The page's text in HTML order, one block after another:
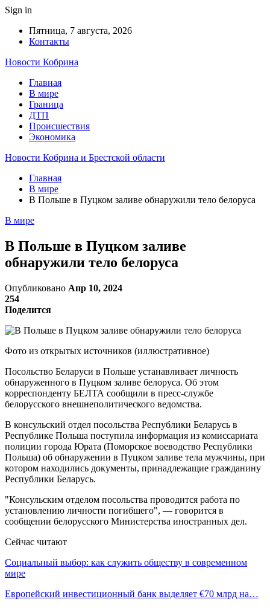
Sign in
Пятница, 7 августа, 2026
Контакты
Новости Кобрина
Главная
В мире
Граница
ДТП
Происшествия
Экономика
Новости Кобрина и Брестской области
Главная
В мире
В Польше в Пуцком заливе обнаружили тело белоруса
В мире
В Польше в Пуцком заливе
обнаружили тело белоруса
Опубликовано Апр 10, 2024
254
Поделится
Фото из открытых источников (иллюстративное)
Посольство Беларуси в Польше устанавливает личность
обнаруженного в Пуцком заливе белоруса. Об этом
корреспонденту БЕЛТА сообщили в пресс-службе
белорусского внешнеполитического ведомства.
В консульский отдел посольства Республики Беларусь в
Республике Польша поступила информация из комиссариата
полиции города Юрата (Поморское воеводство Республики
Польша) об обнаружении в Пуцком заливе тела мужчины, при
котором находились документы, принадлежащие гражданину
Республики Беларусь.
"Консульским отделом посольства проводится работа по
установлению личности погибшего", — говорится в
сообщении белорусского Министерства иностранных дел.
Сейчас читают
Социальный выбор: как служить обществу в современном
мире
Европейский инвестиционный банк выделяет €70 млрд на…